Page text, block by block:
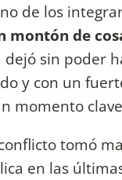
de los
montón de
dejó sin poder
y con un
momento
tomó
en las